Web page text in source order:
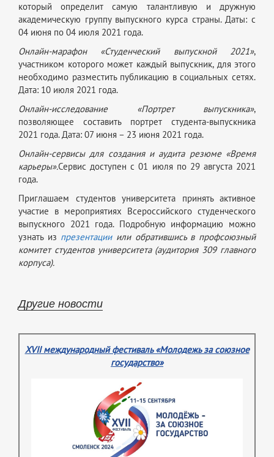
который определит самую талантливую и дружную
академическую группу выпускного курса страны. Даты: с
04 июня по 04 июля 2021 года.
Онлайн-марафон «Студенческий выпускной 2021»,
участником которого может каждый выпускник, для этого
необходимо разместить публикацию в социальных cетях.
Дата: 10 июля 2021 года.
Онлайн-исследование «Портрет выпускника»,
позволяющее составить портрет студента-выпускника
2021 года. Дата: 07 июня – 23 июня 2021 года.
Онлайн-сервисы для создания и аудита резюме «Время
карьеры».Сервис доступен с 01 июля по 29 августа 2021
года.
Приглашаем студентов университета принять активное
участие в мероприятиях Всероссийского студенческого
выпускного 2021 года. Подробную информацию можно
узнать из презентацииили обратившись в профсоюзный
комитет студентов университета (аудитория 309 главного
корпуса).
Другие новости
XVII международный фестиваль «Молодежь за союзное
государство»